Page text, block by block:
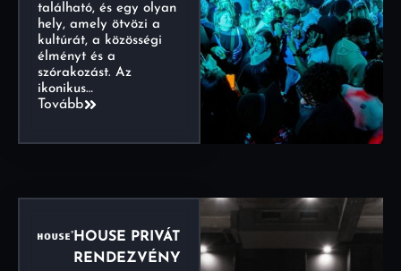
található, és egy olyan
hely, amely ötvözi a
kultúrát, a közösségi
élményt és a
szórakozást. Az
ikonikus…
Tovább
HOUSE PRIVÁT
RENDEZVÉNY